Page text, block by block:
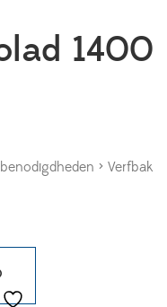
1400
> Verfbak